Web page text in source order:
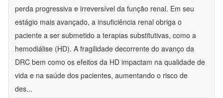
perda progressiva e irreversível da função renal. Em seu
estágio mais avançado, a insuficiência renal obriga o
paciente a ser submetido a terapias substitutivas, como a
hemodiálise (HD). A fragilidade decorrente do avanço da
DRC bem como os efeitos da HD impactam na qualidade de
vida e na saúde dos pacientes, aumentando o risco de
des...